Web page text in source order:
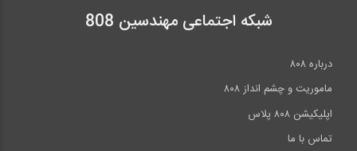
شبکه اجتماعی مهندسین 808
درباره ۸۰۸
ماموریت و چشم انداز ۸۰۸
اپلیکیشن ۸۰۸ پلاس
تماس با ما